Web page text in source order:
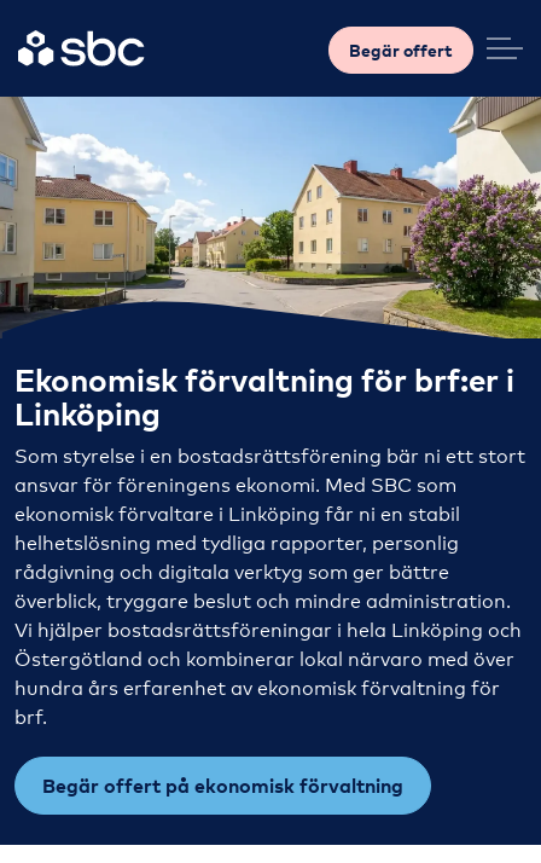
Begär offert
Ekonomisk förvaltning för brf:er i
Linköping
Som styrelse i en bostadsrättsförening bär ni ett stort
ansvar för föreningens ekonomi. Med SBC som
ekonomisk förvaltare i Linköping får ni en stabil
helhetslösning med tydliga rapporter, personlig
rådgivning och digitala verktyg som ger bättre
överblick, tryggare beslut och mindre administration.
Vi hjälper bostadsrättsföreningar i hela Linköping och
Östergötland och kombinerar lokal närvaro med över
hundra års erfarenhet av ekonomisk förvaltning för
brf.
Begär offert på ekonomisk förvaltning